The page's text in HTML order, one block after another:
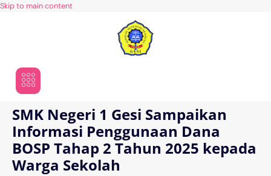
Skip to main content
SMK Negeri 1 Gesi Sampaikan
Informasi Penggunaan Dana
BOSP Tahap 2 Tahun 2025 kepada
Warga Sekolah